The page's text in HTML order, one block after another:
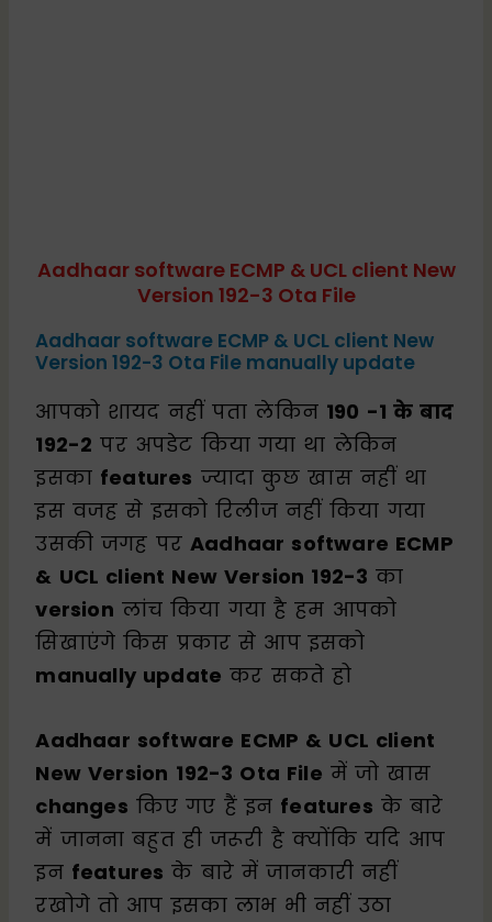
Aadhaar software ECMP & UCL client New
Version 192-3 Ota File
Aadhaar software ECMP & UCL client New
Version 192-3 Ota File manually update
आपको शायद नहीं पता लेकिन 190 -1 के बाद
192-2 पर अपडेट किया गया था लेकिन
इसका features ज्यादा कुछ खास नहीं था
इस वजह से इसको रिलीज नहीं किया गया
उसकी जगह परAadhaar software ECMP
& UCL client New Version 192-3 का
version लांच किया गया है हम आपको
सिखाएंगे किस प्रकार से आप इसको
manually update कर सकते हो
Aadhaar software ECMP & UCL client
New Version 192-3 Ota File में जो खास
changes किए गए हैं इन features के बारे
में जानना बहुत ही जरूरी है क्योंकि यदि आप
इन features के बारे में जानकारी नहीं
रखोगे तो आप इसका लाभ भी नहीं उठा